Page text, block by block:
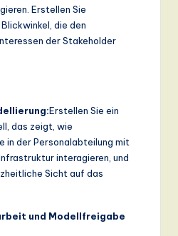
Erstellen Sie
die den
der Stakeholder
Erstellen Sie ein
das zeigt, wie
in der Personalabteilung mit
interagieren, und
Sicht auf das
und Modellfreigabe